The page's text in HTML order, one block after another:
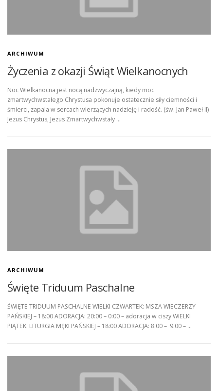
ARCHIWUM
Życzenia z okazji Świąt Wielkanocnych
Noc Wielkanocna jest nocą nadzwyczajną, kiedy moc
zmartwychwstałego Chrystusa pokonuje ostatecznie siły ciemności i
śmierci, zapala w sercach wierzących nadzieję i radość. (św. Jan Paweł II)
Jezus Chrystus, Jezus Zmartwychwstały …
ARCHIWUM
Święte Triduum Paschalne
ŚWIĘTE TRIDUUM PASCHALNE WIELKI CZWARTEK: MSZA WIECZERZY
PAŃSKIEJ – 18:00 ADORACJA: 20:00 – 0:00 – adoracja w ciszy WIELKI
PIĄTEK: LITURGIA MĘKI PAŃSKIEJ – 18:00 ADORACJA: 8:00 – 9:00 – …